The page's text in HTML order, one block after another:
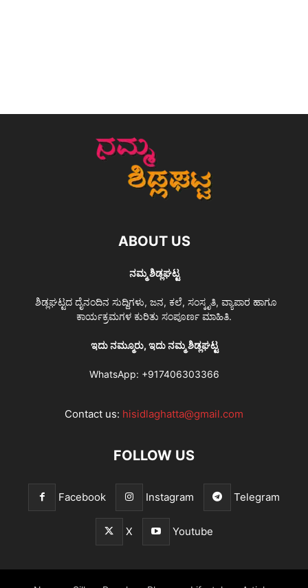
ABOUT US
ನಮ್ಮ ಶಿಡ್ಲಘಟ್ಟ
ಶಿಡ್ಲಘಟ್ಟದ ದೈನಂದಿನ ಸುದ್ದಿಗಳು, ಜನ, ಕಲೆ, ಸಂಸ್ಕೃತಿ, ವ್ಯಾಪಾರ ಹಾಗೂ
ಕಾರ್ಯಕ್ರಮಗಳ ಕುರಿತು ಸಂಪೂರ್ಣ ಮಾಹಿತಿ.
ಇದು ನಮ್ಮೂರು, ಇದು ನಮ್ಮ ಶಿಡ್ಲಘಟ್ಟ
WhatsApp: +917406303366
Contact us: hisidlaghatta@gmail.com
FOLLOW US
Facebook Instagram Telegram
X Youtube